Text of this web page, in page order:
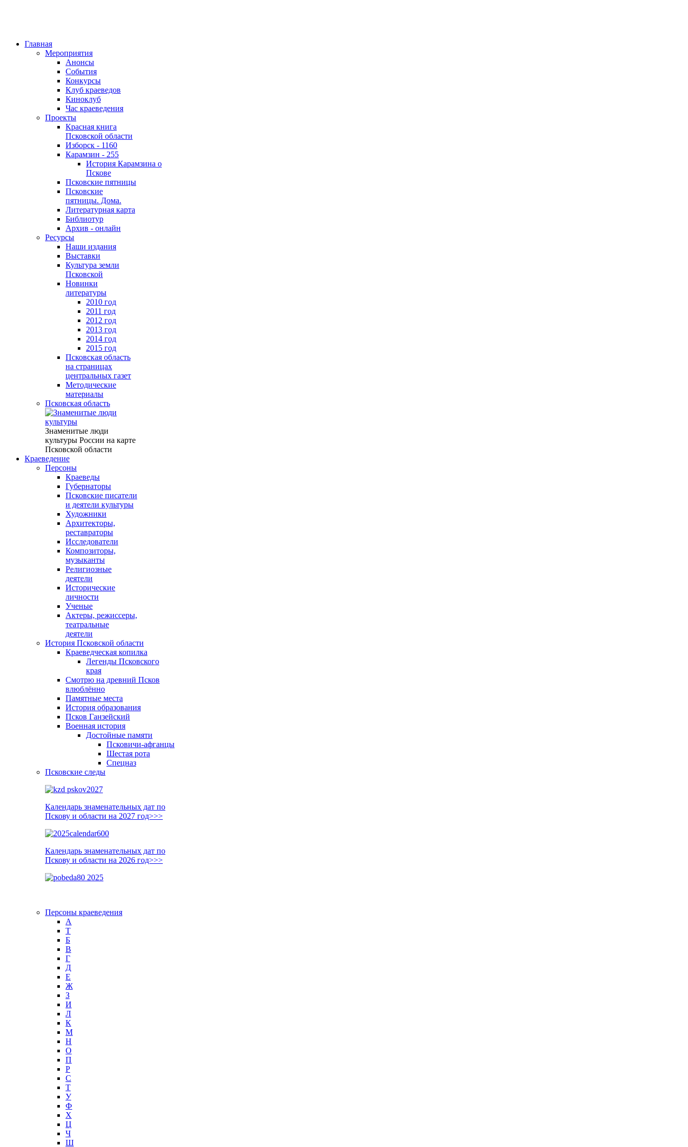
Главная
Мероприятия
Анонсы
События
Конкурсы
Клуб краеведов
Киноклуб
Час краеведения
Проекты
Красная книга
Псковской области
Изборск - 1160
Карамзин - 255
История Карамзина о
Пскове
Псковские пятницы
Псковские
пятницы. Дома.
Литературная карта
Библиотур
Архив - онлайн
Ресурсы
Наши издания
Выставки
Культура земли
Псковской
Новинки
литературы
2010 год
2011 год
2012 год
2013 год
2014 год
2015 год
Псковская область
на страницах
центральных газет
Методические
материалы
Псковская область
Знаменитые люди
культуры России на карте
Псковской области
Краеведение
Персоны
Краеведы
Губернаторы
Псковские писатели
и деятели культуры
Художники
Архитекторы,
реставраторы
Исследователи
Композиторы,
музыканты
Религиозные
деятели
Исторические
личности
Ученые
Актеры, режиссеры,
театральные
деятели
История Псковской области
Краеведческая копилка
Легенды Псковского
края
Смотрю на древний Псков
влюблённо
Памятные места
История образования
Псков Ганзейский
Военная история
Достойные памяти
Псковичи-афганцы
Шестая рота
Спецназ
Псковские следы
Календарь знаменательных дат по
Пскову и области на 2027 год>>>
Календарь знаменательных дат по
Пскову и области на 2026 год>>>
Персоны краеведения
А
T
Б
В
Г
Д
Е
Ж
З
И
Л
К
М
Н
О
П
Р
С
Т
У
Ф
Х
Ц
Ч
Ш